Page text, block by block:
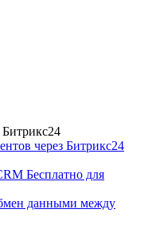
через Битрикс24
Бесплатно для
данными между